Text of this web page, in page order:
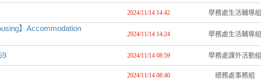
2024/11/14 14:42 學務處生活輔導組
】Accommodation
2024/11/14 14:24 學務處生活輔導組
2024/11/14 08:59 學務處課外活動組
2024/11/14 08:40 總務處事務組